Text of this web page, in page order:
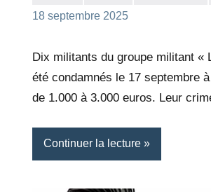
18 septembre 2025
la
Aucun
Dix militants du groupe militant «
été condamnés le 17 septembre
de 1.000 à 3.000 euros. Leur
Continuer la lecture